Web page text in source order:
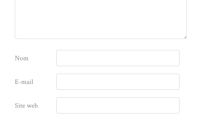
Nom
E-mail
Site web